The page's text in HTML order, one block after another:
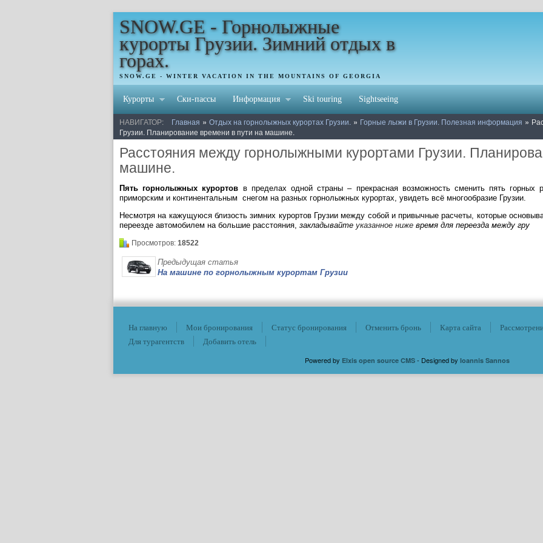
SNOW.GE - Горнолыжные
курорты Грузии. Зимний отдых в
горах.
SNOW.GE - WINTER VACATION IN THE MOUNTAINS OF GEORGIA
Курорты Ски-пассы Информация Ski touring Sightseeing
НАВИГАТОР: Главная » Отдых на горнолыжных курортах Грузии. » Горные лыжи в Грузии. Полезная информация »
Грузии. Планирование времени в пути на машине.
Расстояния между горнолыжными курортами Грузии.
машине.
Пять горнолыжных курортов в пределах одной страны – прекрасная возможность сменить пять горных
приморским и континентальным снегом на разных горнолыжных курортах, увидеть всё многообразие Грузии.
Несмотря на кажущуюся близость зимних курортов Грузии между собой и привычные расчеты, которые
переезде автомобилем на большие расстояния, закладывайте указанное ниже время для переезда между гру
Просмотров: 18522
Предыдущая статья
На машине по горнолыжным курортам Грузии
На главную Мои бронирования Статус бронирования Отменить бронь Карта сайта
Для турагентств
Добавить отель
Powered by Elxis open source CMS - Designed by Ioannis Sannos